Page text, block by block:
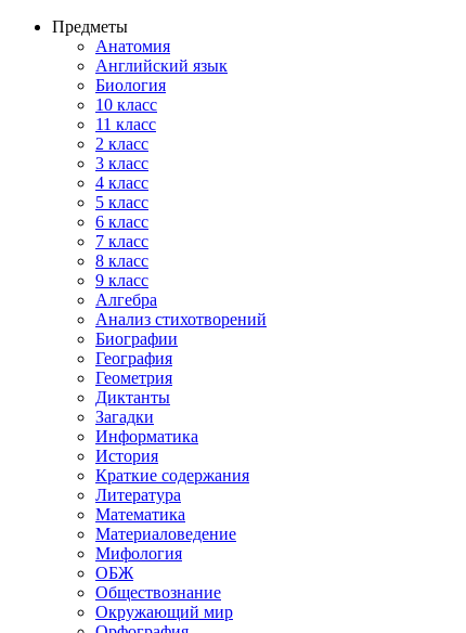
Предметы
Анатомия
Английский язык
Биология
10 класс
11 класс
2 класс
3 класс
4 класс
5 класс
6 класс
7 класс
8 класс
9 класс
Алгебра
Анализ стихотворений
Биографии
География
Геометрия
Диктанты
Загадки
Информатика
История
Краткие содержания
Литература
Математика
Материаловедение
Мифология
ОБЖ
Обществознание
Окружающий мир